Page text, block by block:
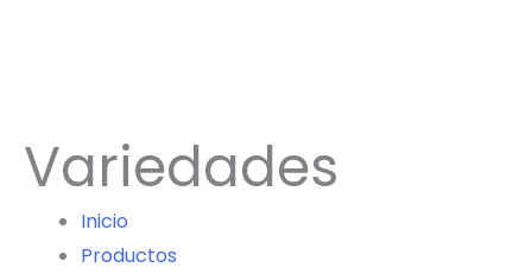
Variedades
Inicio
Productos